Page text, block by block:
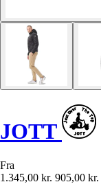
JOTT
Fra
1.345,00 kr. 905,00 kr.